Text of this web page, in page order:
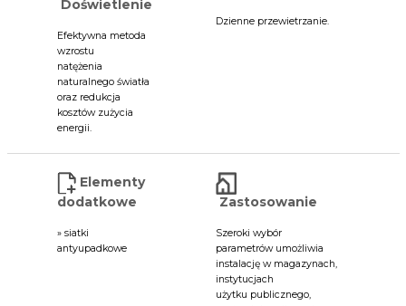
Doświetlenie
Efektywna metoda
wzrostu
natężenia
naturalnego światła
oraz redukcja
kosztów zużycia
energii.
Dzienne przewietrzanie.
Elementy
dodatkowe
» siatki
antyupadkowe
Zastosowanie
Szeroki wybór
parametrów umożliwia
instalację w magazynach,
instytucjach
użytku publicznego,